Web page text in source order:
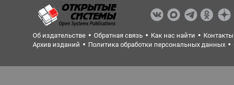
Об издательстве Обратная связь Как нас найти Контакты
Архив изданий
Политика обработки персональных данных